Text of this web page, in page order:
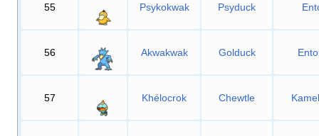
55 Psykokwak Psyduck
56 Akwakwak Golduck
57 Khélocrok Chewtle